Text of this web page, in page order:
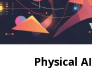
Physical AI